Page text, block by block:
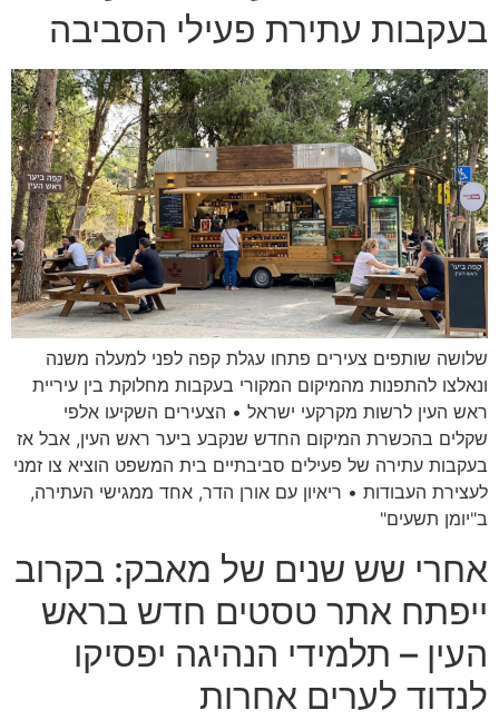
בעקבות עתירת פעילי הסביבה
שלושה שותפים צעירים פתחו עגלת קפה לפני למעלה משנה
ונאלצו להתפנות מהמיקום המקורי בעקבות מחלוקת בין עיריית
ראש העין לרשות מקרקעי ישראל • הצעירים השקיעו אלפי
שקלים בהכשרת המיקום החדש שנקבע ביער ראש העין, אבל אז
בעקבות עתירה של פעילים סביבתיים בית המשפט הוציא צו זמני
לעצירת העבודות • ריאיון עם אורן הדר, אחד ממגישי העתירה,
ב"יומן תשעים"
אחרי שש שנים של מאבק: בקרוב
ייפתח אתר טסטים חדש בראש
העין – תלמידי הנהיגה יפסיקו
לנדוד לערים אחרות